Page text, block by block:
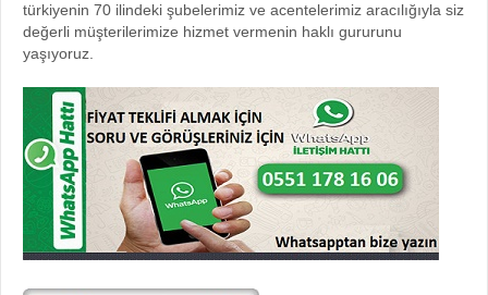
türkiyenin 70 ilindeki şubelerimiz ve acentelerimiz aracılığıyla siz
değerli müşterilerimize hizmet vermenin haklı gururunu
yaşıyoruz.